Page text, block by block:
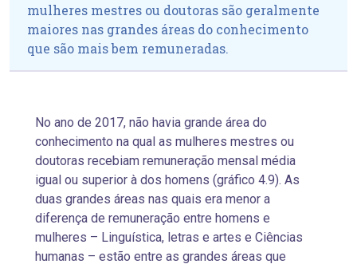
mulheres mestres ou doutoras são geralmente
maiores nas grandes áreas do conhecimento
que são mais bem remuneradas.
No ano de 2017, não havia grande área do
conhecimento na qual as mulheres mestres ou
doutoras recebiam remuneração mensal média
igual ou superior à dos homens (gráfico 4.9). As
duas grandes áreas nas quais era menor a
diferença de remuneração entre homens e
mulheres – Linguística, letras e artes e Ciências
humanas – estão entre as grandes áreas que